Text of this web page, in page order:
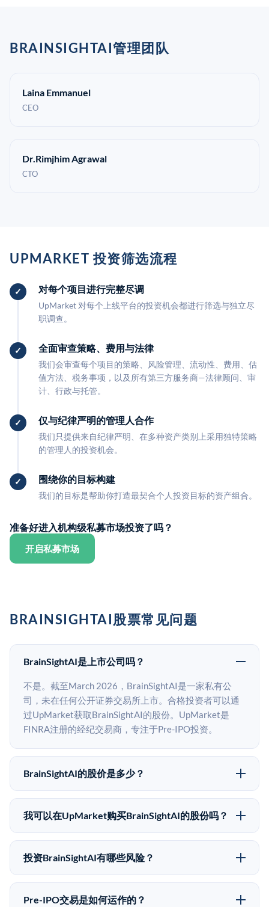
BRAINSIGHTAI管理团队
Laina Emmanuel
CEO
Dr.Rimjhim Agrawal
CTO
UPMARKET 投资筛选流程
对每个项目进行完整尽调
UpMarket 对每个上线平台的投资机会都进行筛选与独立尽
职调查。
全面审查策略、费用与法律
我们会审查每个项目的策略、风险管理、流动性、费用、估
值方法、税务事项，以及所有第三方服务商—法律顾问、审
计、行政与托管。
仅与纪律严明的管理人合作
我们只提供来自纪律严明、在多种资产类别上采用独特策略
的管理人的投资机会。
围绕你的目标构建
我们的目标是帮助你打造最契合个人投资目标的资产组合。
准备好进入机构级私募市场投资了吗？
开启私募市场
BRAINSIGHTAI股票常见问题
BrainSightAI是上市公司吗？
不是。截至March 2026，BrainSightAI是一家私有公
司，未在任何公开证券交易所上市。合格投资者可以通
过UpMarket获取BrainSightAI的股份。UpMarket是
FINRA注册的经纪交易商，专注于Pre-IPO投资。
BrainSightAI的股价是多少？
BrainSightAI没有公开股价，因为它是一家私有公司。最
近的已知股价来自其最近一轮融资。 二级市场上的Pre-
有所不同。
我可以在UpMarket购买BrainSightAI的股份吗？
可以。合格投资者可以通过填写本页表单或在
upmarket.co创建账户来表达对BrainSightAI股份的投资
为50,000美元。UpMarket是FINRA注册的经纪交易
商，自2019年以来已经纪超过5亿美元的另类投资。
投资BrainSightAI有哪些风险？
Pre-IPO投资存在重大风险。BrainSightAI的股份流动性
低，意味着没有公开市场可以快速出售。不存在确定的
Pre-IPO交易是如何运作的？